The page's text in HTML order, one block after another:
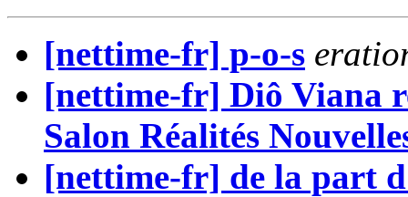
[nettime-fr] p-o-s
[nettime-fr] Diô Viana
Salon Réalités
[nettime-fr] de la part